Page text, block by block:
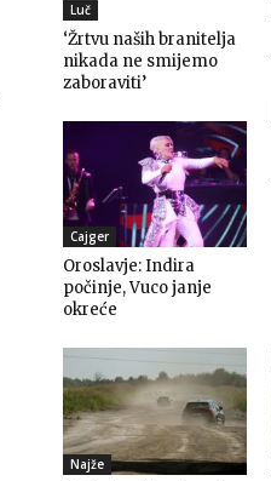
Luč
‘Žrtvu naših branitelja
nikada ne smijemo
zaboraviti’
Cajger
Oroslavje: Indira
počinje, Vuco janje
okreće
Najže